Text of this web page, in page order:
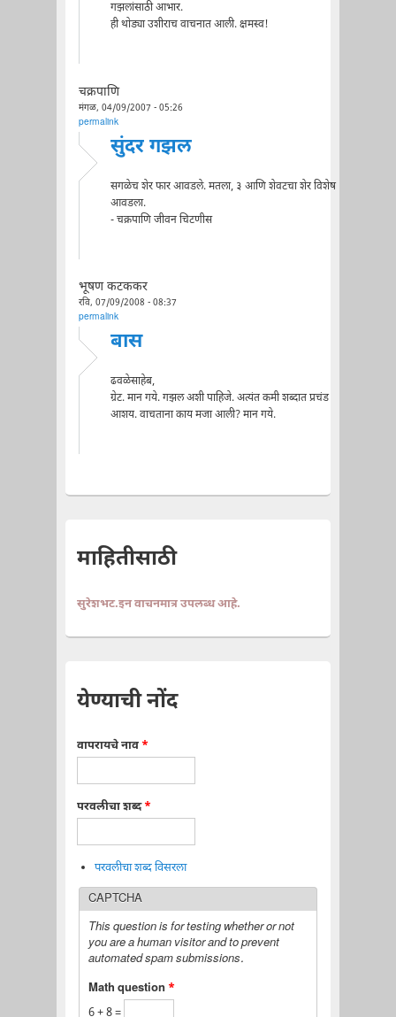
गझलांसाठी आभार.
ही थोड्या उशीराच वाचनात आली. क्षमस्व!
चक्रपाणि
मंगळ, 04/09/2007 - 05:26
permalink
सुंदर गझल
सगळेच शेर फार आवडले. मतला, ३ आणि शेवटचा शेर विशेष
आवडला.
- चक्रपाणि जीवन चिटणीस
भूषण कटककर
रवि, 07/09/2008 - 08:37
permalink
बास
ढवळेसाहेब,
ग्रेट. मान गये. गझल अशी पाहिजे. अत्यंत कमी शब्दात प्रचंड
आशय. वाचताना काय मजा आली? मान गये.
माहितीसाठी
सुरेशभट.इन वाचनमात्र उपलब्ध आहे.
येण्याची नोंद
वापरायचे नाव *
परवलीचा शब्द*
परवलीचा शब्द विसरला
CAPTCHA
This question is for testing whether or not
you are a human visitor and to prevent
automated spam submissions.
Math question *
6 + 8 =